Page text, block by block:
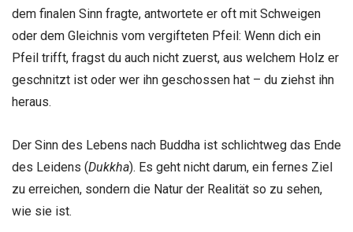
dem finalen Sinn fragte, antwortete er oft mit Schweigen
oder dem Gleichnis vom vergifteten Pfeil: Wenn dich ein
Pfeil trifft, fragst du auch nicht zuerst, aus welchem Holz er
geschnitzt ist oder wer ihn geschossen hat – du ziehst ihn
heraus.
Der Sinn des Lebens nach Buddha ist schlichtweg das Ende
des Leidens (Dukkha). Es geht nicht darum, ein fernes Ziel
zu erreichen, sondern die Natur der Realität so zu sehen,
wie sie ist.